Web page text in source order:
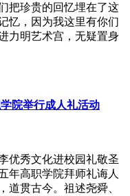
把珍贵的回忆埋在了这
忆，因为我这里有你们
力明艺术宫，无疑置身
院举行成人礼活动
优秀文化进校园礼敬圣
年高职学院拜师礼诲人
道贯古今。祖述尧舜、